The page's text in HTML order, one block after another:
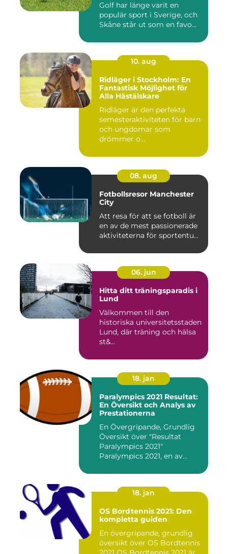
Golf har länge varit en
populär sport i Sverige, och
Skåne står ut som en favo...
10. aug
Ridläger i Stockholm: En
Fantastisk Möjlighet för
Alla Hästälskare
Ridläger är den perfekta
semesteraktiviteten för barn
och ungdomar som
drömmer o...
08. aug
Fotbollsresor Manchester
City
Att resa för att se fotboll är
en av de mest passionerade
aktiviteterna för sportentu...
06. jun
Hitta ditt träningsparadis i
Lund
Välkommen till den
historiska universitetsstaden
Lund, där träning och hälsa
st&...
18. jan
Paralympics 2021 Resultat:
En Översikt och Analys av
Prestationerna
En Övergripande, Grundlig
Översikt över "Resultat
Paralympics 2021"
Paralympics 2021, en av
18. jan
OS Bordtennis 2021: Den
kompletta guiden
En övergripande, grundlig
översikt över OS Bordtennis